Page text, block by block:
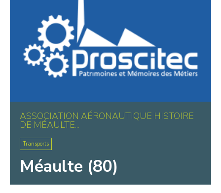
ASSOCIATION AÉRONAUTIQUE HISTOIRE
DE MÉAULTE...
Transports
Méaulte (80)